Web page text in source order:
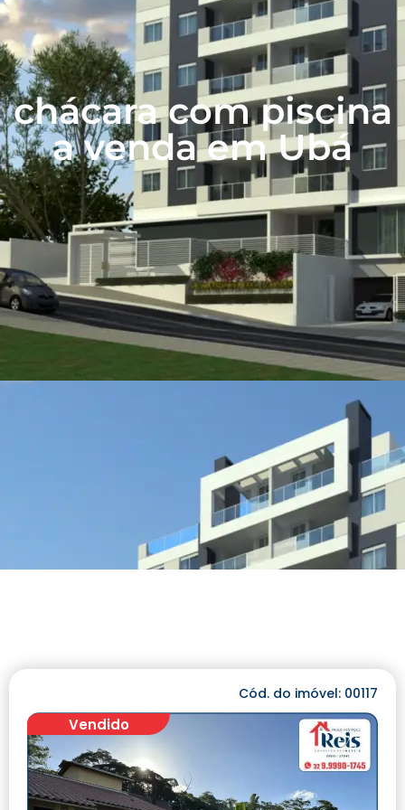
chácara com piscina
a venda em Ubá
Cód. do imóvel: 00117
Vendido